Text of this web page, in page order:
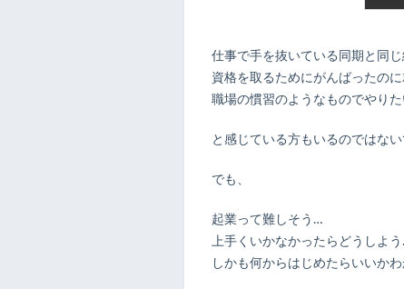
仕事で手を抜いている同期と同
資格を取るためにがんばったの
職場の慣習のようなものでやり
と感じている方もいるのではな
でも、
起業って難しそう…
上手くいかなかったらどうしよ
しかも何からはじめたらいいか